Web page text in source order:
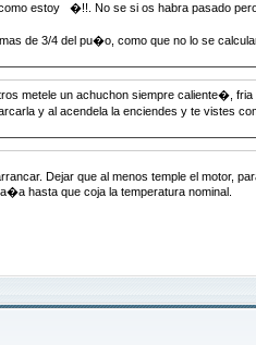
estoy �!!. No se si os habra pasado
de 3/4 del pu�o, como que no lo se
un achuchon siempre caliente�, fria
la enciendes y te vistes como
Dejar que al menos temple el motor,
hasta que coja la temperatura nominal.